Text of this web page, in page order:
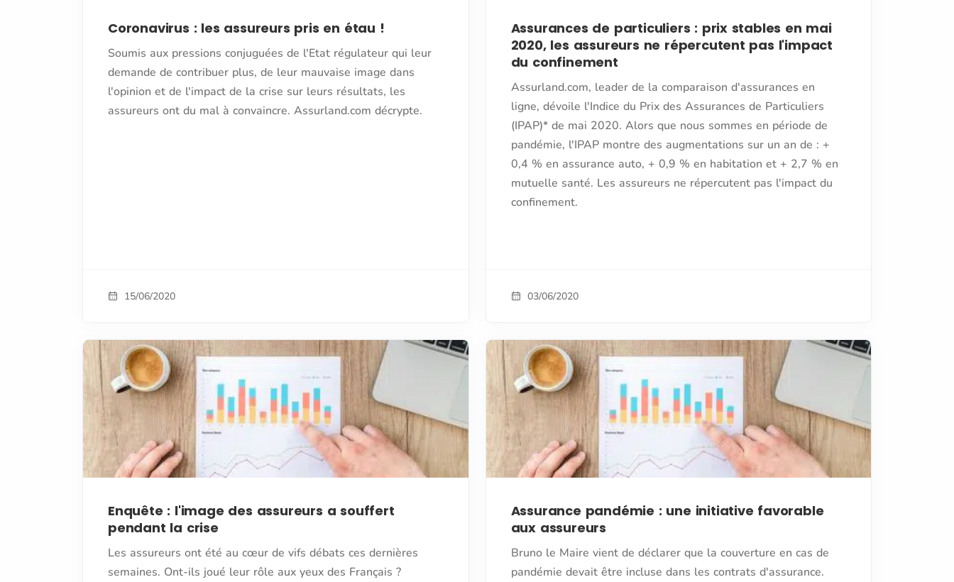
Coronavirus : les assureurs pris en étau !
Soumis aux pressions conjuguées de l'Etat régulateur qui leur
demande de contribuer plus, de leur mauvaise image dans
l'opinion et de l'impact de la crise sur leurs résultats, les
assureurs ont du mal à convaincre. Assurland.com décrypte.
15/06/2020
Assurances de particuliers : prix stables en mai
2020, les assureurs ne répercutent pas l'impact
du confinement
Assurland.com, leader de la comparaison d'assurances en
ligne, dévoile l'Indice du Prix des Assurances de Particuliers
(IPAP)* de mai 2020. Alors que nous sommes en période de
pandémie, l'IPAP montre des augmentations sur un an de : +
0,4 % en assurance auto, + 0,9 % en habitation et + 2,7 % en
mutuelle santé. Les assureurs ne répercutent pas l'impact du
confinement.
03/06/2020
Enquête : l'image des assureurs a souffert
pendant la crise
Les assureurs ont été au cœur de vifs débats ces dernières
semaines. Ont-ils joué leur rôle aux yeux des Français ?
Assurance pandémie : une initiative favorable
aux assureurs
Bruno le Maire vient de déclarer que la couverture en cas de
pandémie devait être incluse dans les contrats d'assurance.